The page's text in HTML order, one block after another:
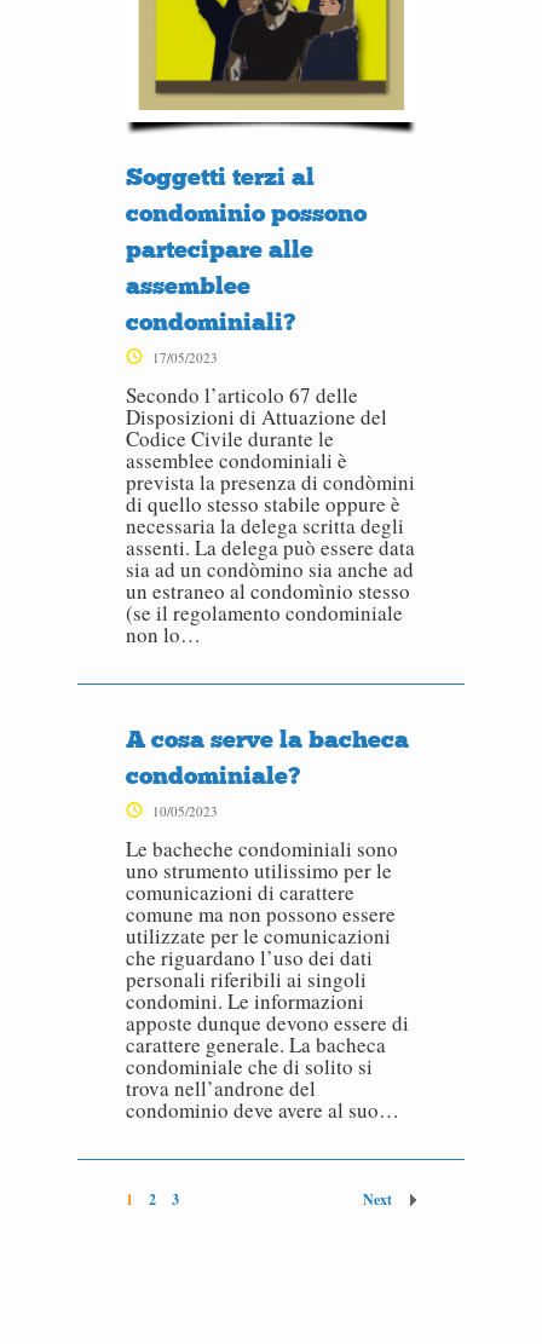
Soggetti terzi al
condominio possono
partecipare alle
assemblee
condominiali?
17/05/2023
Secondo l’articolo 67 delle
Disposizioni di Attuazione del
Codice Civile durante le
assemblee condominiali è
prevista la presenza di condòmini
di quello stesso stabile oppure è
necessaria la delega scritta degli
assenti. La delega può essere data
sia ad un condòmino sia anche ad
un estraneo al condomìnio stesso
(se il regolamento condominiale
non lo…
A cosa serve la bacheca
condominiale?
10/05/2023
Le bacheche condominiali sono
uno strumento utilissimo per le
comunicazioni di carattere
comune ma non possono essere
utilizzate per le comunicazioni
che riguardano l’uso dei dati
personali riferibili ai singoli
condomini. Le informazioni
apposte dunque devono essere di
carattere generale. La bacheca
condominiale che di solito si
trova nell’androne del
condominio deve avere al suo…
1 2 3 Next